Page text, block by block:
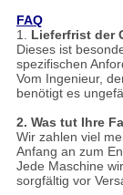
FAQ
1. Lieferfrist der
Dieses ist
spezifischen
Vom Ingenieur,
benötigt es
2. Was tut Ihre
Wir zahlen viel
Anfang an zum
Jede Maschine
sorgfältig vor